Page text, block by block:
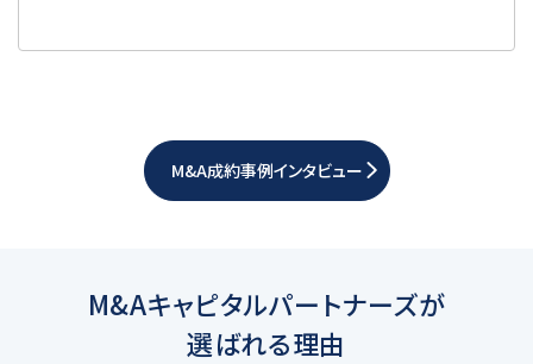
M&A成約事例インタビュー
M&Aキャピタルパートナーズが
選ばれる理由